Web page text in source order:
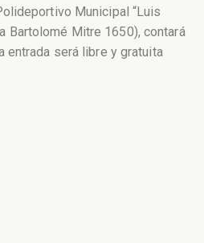
Municipal “Luis
Bartolomé Mitre 1650), contará
será libre y gratuita